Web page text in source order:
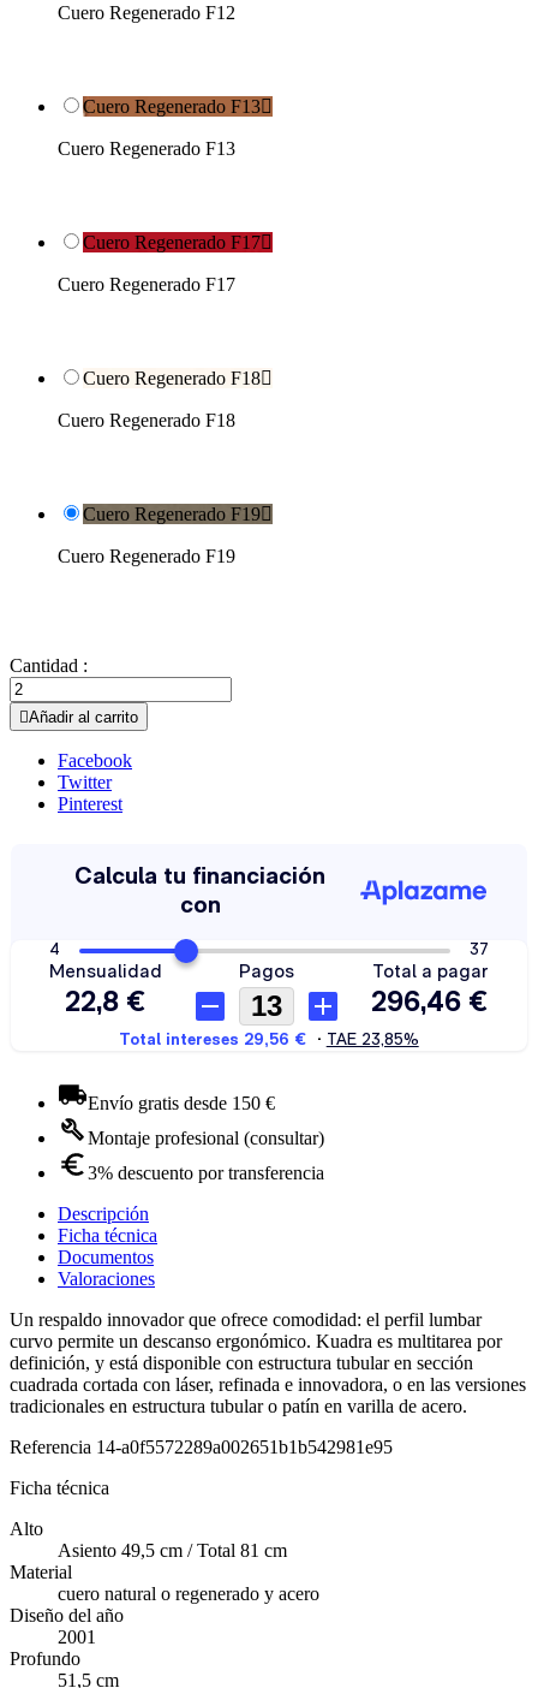
Cuero Regenerado F12
Cuero Regenerado F13
Cuero Regenerado F13
Cuero Regenerado F17
Cuero Regenerado F17
Cuero Regenerado F18
Cuero Regenerado F18
Cuero Regenerado F19
Cuero Regenerado F19
Cantidad :
Añadir al carrito
Facebook
Twitter
Pinterest
Envío gratis desde 150 €
Montaje profesional (consultar)
3% descuento por transferencia
Descripción
Ficha técnica
Documentos
Valoraciones
Un respaldo innovador que ofrece comodidad: el perfil lumbar
curvo permite un descanso ergonómico. Kuadra es multitarea por
definición, y está disponible con estructura tubular en sección
cuadrada cortada con láser, refinada e innovadora, o en las versiones
tradicionales en estructura tubular o patín en varilla de acero.
Referencia 14-a0f5572289a002651b1b542981e95
Ficha técnica
Alto
Asiento 49,5 cm / Total 81 cm
Material
cuero natural o regenerado y acero
Diseño del año
2001
Profundo
51,5 cm